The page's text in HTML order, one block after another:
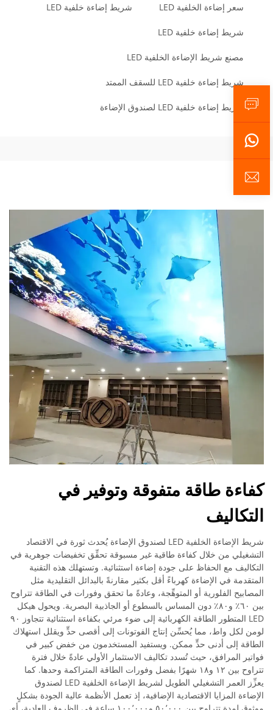
سعر إضاءة الخلفية LED شريط إضاءة خلفية LED
شريط إضاءة خلفية LED
مصنع شريط الإضاءة الخلفية LED
شريط إضاءة خلفية LED للسقف الممتد
شريط إضاءة خلفية LED لصندوق الإضاءة
كفاءة طاقة متفوقة وتوفير في
التكاليف
شريط الإضاءة الخلفية LED لصندوق الإضاءة يُحدث ثورة في الاقتصاد
التشغيلي من خلال كفاءة طاقية غير مسبوقة تحقِّق تخفيضات جوهرية في
التكاليف مع الحفاظ على جودة إضاءة استثنائية. وتستهلك هذه التقنية
المتقدمة في الإضاءة كهرباءً أقل بكثير مقارنةً بالبدائل التقليدية مثل
المصابيح الفلورية أو المتوهِّجة، وعادةً ما تحقق وفورات في الطاقة تتراوح
بين ٦٠٪ و٨٠٪ دون المساس بالسطوع أو الجاذبية البصرية. ويحول هيكل
LED المتطور الطاقة الكهربائية إلى ضوء مرئي بكفاءة استثنائية تتجاوز ٩٠
لومن لكل واط، مما يُحسِّن إنتاج الفوتونات إلى أقصى حدٍّ ويقلل استهلاك
الطاقة إلى أدنى حدٍّ ممكن. ويستفيد المستخدمون من خفض كبير في
فواتير المرافق، حيث تُسدد تكاليف الاستثمار الأولي عادةً خلال فترة
تتراوح بين ١٢ و١٨ شهرًا بفضل وفورات الطاقة المتراكمة وحدها. كما
يعزِّز العمر التشغيلي الطويل لشريط الإضاءة الخلفية LED لصندوق
الإضاءة المزايا الاقتصادية الإضافية، إذ تعمل الأنظمة عالية الجودة بشكلٍ